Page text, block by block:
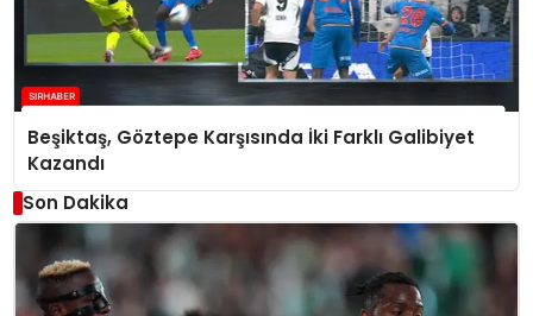
Beşiktaş, Göztepe Karşısında İki Farklı Galibiyet
Kazandı
Son Dakika